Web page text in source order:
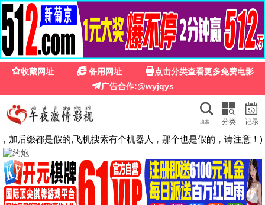
夜来香影院